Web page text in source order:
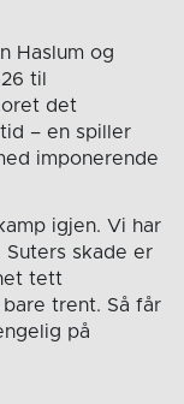
Haslum og
til
det
– en spiller
imponerende
igjen. Vi har
skade er
tett
trent. Så får
på